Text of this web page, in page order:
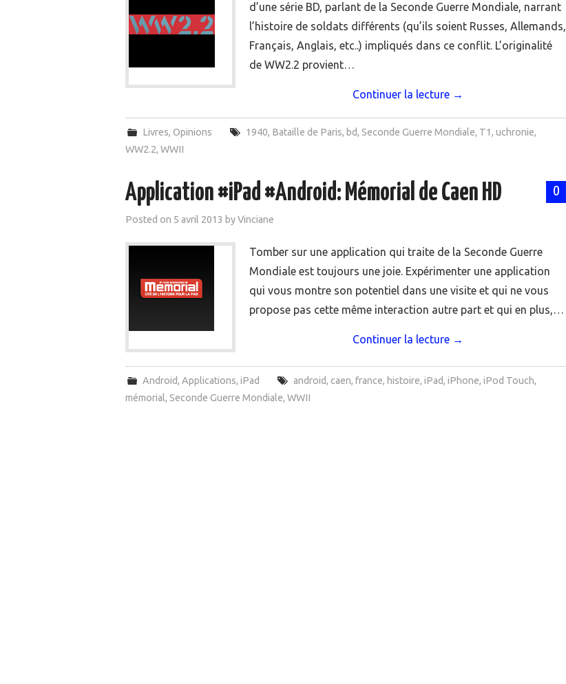
d’une série BD, parlant de la Seconde Guerre Mondiale, narrant
l’histoire de soldats différents (qu’ils soient Russes, Allemands,
Français, Anglais, etc..) impliqués dans ce conflit. L’originalité
de WW2.2 provient…
Continuer la lecture →
Livres,Opinions 1940, Bataille de Paris, bd, Seconde Guerre Mondiale, T1, uchronie,
WW2.2, WWII
0
Application #iPad #Android: Mémorial de Caen HD
Posted on 5 avril 2013 byVinciane
Tomber sur une application qui traite de la Seconde Guerre
Mondiale est toujours une joie. Expérimenter une application
qui vous montre son potentiel dans une visite et qui ne vous
propose pas cette même interaction autre part et qui en plus,…
Continuer la lecture →
Android,Applications,iPad android, caen, france, histoire, iPad, iPhone, iPod Touch,
mémorial, Seconde Guerre Mondiale, WWII